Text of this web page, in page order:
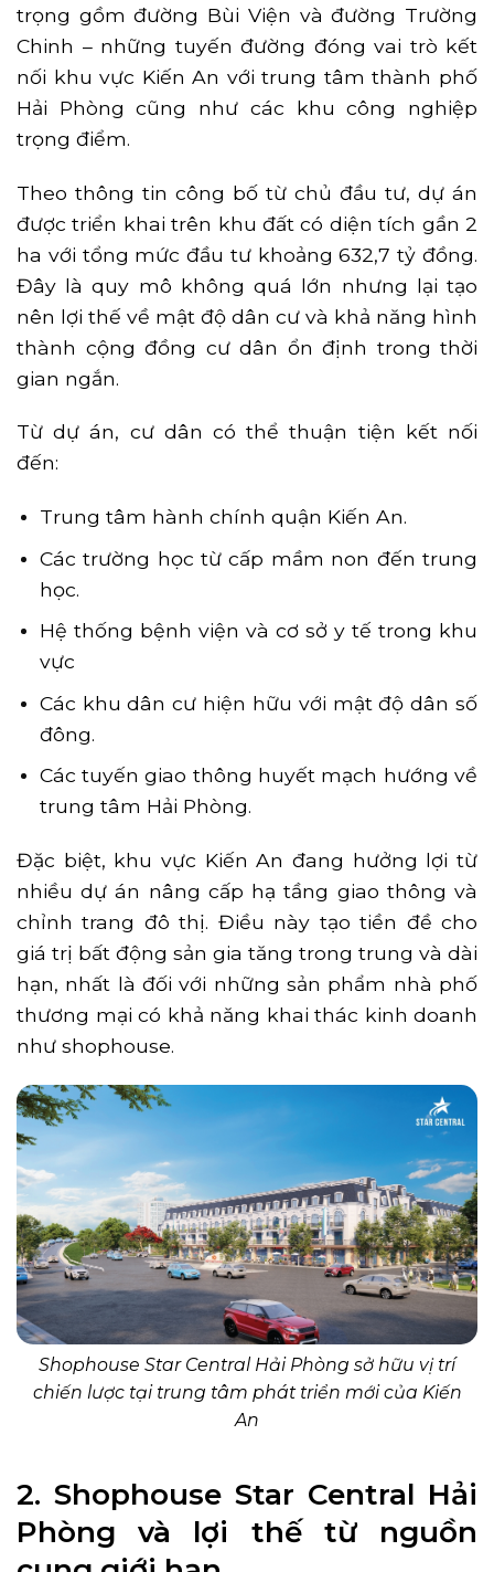
trọng gồm đường Bùi Viện và đường Trường
Chinh – những tuyến đường đóng vai trò kết
nối khu vực Kiến An với trung tâm thành phố
Hải Phòng cũng như các khu công nghiệp
trọng điểm.
Theo thông tin công bố từ chủ đầu tư, dự án
được triển khai trên khu đất có diện tích gần 2
ha với tổng mức đầu tư khoảng 632,7 tỷ đồng.
Đây là quy mô không quá lớn nhưng lại tạo
nên lợi thế về mật độ dân cư và khả năng hình
thành cộng đồng cư dân ổn định trong thời
gian ngắn.
Từ dự án, cư dân có thể thuận tiện kết nối
đến:
Trung tâm hành chính quận Kiến An.
Các trường học từ cấp mầm non đến trung
học.
Hệ thống bệnh viện và cơ sở y tế trong khu
vực
Các khu dân cư hiện hữu với mật độ dân số
đông.
Các tuyến giao thông huyết mạch hướng về
trung tâm Hải Phòng.
Đặc biệt, khu vực Kiến An đang hưởng lợi từ
nhiều dự án nâng cấp hạ tầng giao thông và
chỉnh trang đô thị. Điều này tạo tiền đề cho
giá trị bất động sản gia tăng trong trung và dài
hạn, nhất là đối với những sản phẩm nhà phố
thương mại có khả năng khai thác kinh doanh
như shophouse.
Shophouse Star Central Hải Phòng sở hữu vị trí
chiến lược tại trung tâm phát triển mới của Kiến
An
2. Shophouse Star Central Hải
Phòng và lợi thế từ nguồn